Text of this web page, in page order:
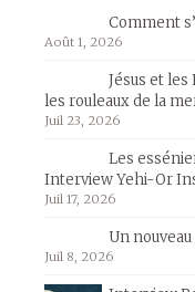
Comment
Août 1, 2026
Jésus et
les rouleaux de la
Juil 23, 2026
Les
Interview Yehi-Or
Juil 17, 2026
Un
Juil 8, 2026